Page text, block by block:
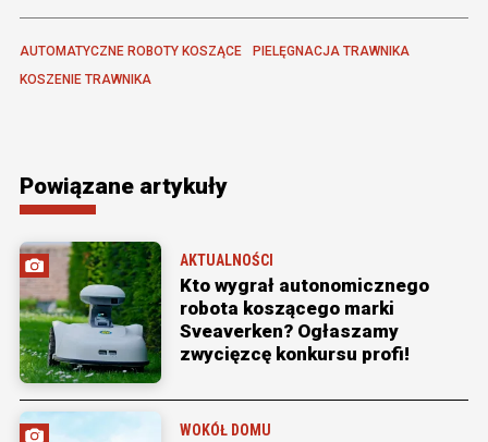
AUTOMATYCZNE ROBOTY KOSZĄCE
PIELĘGNACJA TRAWNIKA
KOSZENIE TRAWNIKA
Powiązane artykuły
AKTUALNOŚCI
Kto wygrał autonomicznego
robota koszącego marki
Sveaverken? Ogłaszamy
zwycięzcę konkursu profi!
WOKÓŁ DOMU